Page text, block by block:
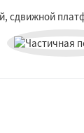
сдвижной